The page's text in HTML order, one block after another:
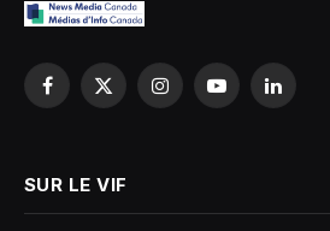
Facebook
X
InstagramYouTubeLinkedIn
SUR LE VIF